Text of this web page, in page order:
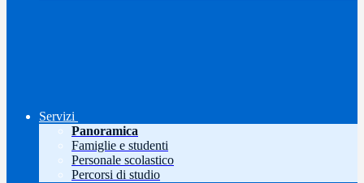
Servizi
Panoramica
Famiglie e studenti
Personale scolastico
Percorsi di studio